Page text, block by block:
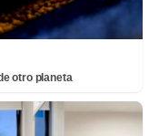
otro planeta